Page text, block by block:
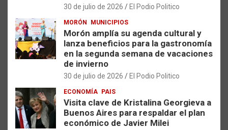
30 de julio de 2026 El Podio Politico
MORÓN MUNICIPIOS
Morón amplía su agenda cultural y
lanza beneficios para la gastronomía
en la segunda semana de vacaciones
de invierno
30 de julio de 2026 El Podio Politico
ECONOMÍA PAIS
Visita clave de Kristalina Georgieva a
Buenos Aires para respaldar el plan
económico de Javier Milei